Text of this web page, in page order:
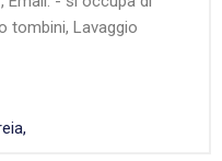
tombini, Lavaggio